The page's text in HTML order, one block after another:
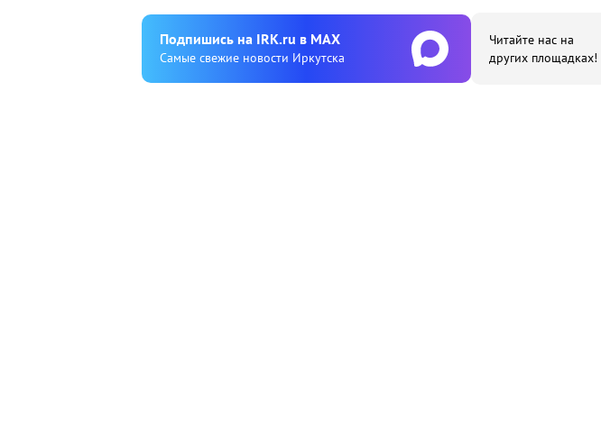
Подпишиcь на IRK.ru в MAX
Cамые свежие новости Иркутска
Читайте нас на
других площадках!